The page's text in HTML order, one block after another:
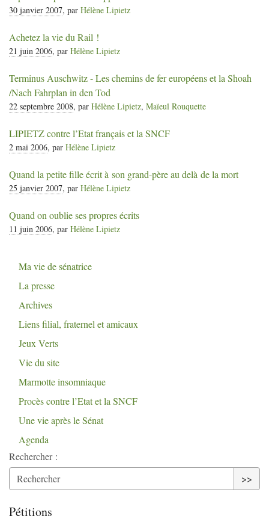
30 janvier 2007, par Hélène Lipietz
Achetez la vie du Rail !
21 juin 2006, par Hélène Lipietz
Terminus Auschwitz - Les chemins de fer européens et la Shoah
/Nach Fahrplan in den Tod
22 septembre 2008, par Hélène Lipietz, Maïeul Rouquette
LIPIETZcontre l’Etat français et la SNCF
2 mai 2006, par Hélène Lipietz
Quand la petite fille écrit à son grand-père au delà de la mort
25 janvier 2007, par Hélène Lipietz
Quand on oublie ses propres écrits
11 juin 2006, par Hélène Lipietz
Ma vie de sénatrice
La presse
Archives
Liens filial, fraternel et amicaux
Jeux Verts
Vie du site
Marmotte insomniaque
Procès contre l’Etat et la SNCF
Une vie après le Sénat
Agenda
Rechercher :
>>
Pétitions